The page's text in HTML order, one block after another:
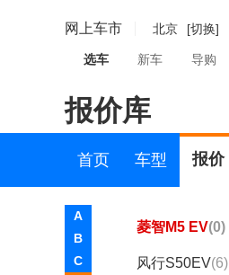
网上车市 北京 [切换]
选车 新车 导购
报价库
首页 车型 报价
A
B
C
菱智
景逸S50 (0)
风行SX6
菱智M5 EV(0)
风行S50EV(6)